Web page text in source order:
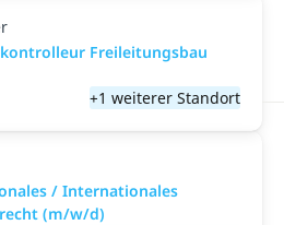
Freileitungsbau
+1 weiterer Standort
/ Internationales
(m/w/d)